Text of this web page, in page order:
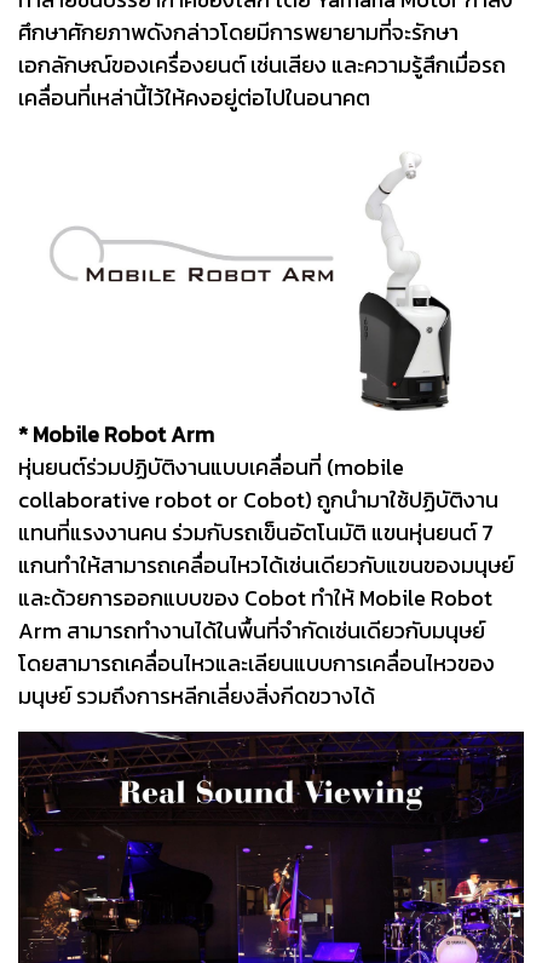
ศึกษาศักยภาพดังกล่าวโดยมีการพยายามที่จะรักษา
เอกลักษณ์ของเครื่องยนต์ เช่นเสียง และความรู้สึกเมื่อรถ
เคลื่อนที่เหล่านี้ไว้ให้คงอยู่ต่อไปในอนาคต
* Mobile Robot Arm
หุ่นยนต์ร่วมปฏิบัติงานแบบเคลื่อนที่ (mobile
collaborative robot or Cobot) ถูกนำมาใช้ปฏิบัติงาน
แทนที่แรงงานคน ร่วมกับรถเข็นอัตโนมัติ แขนหุ่นยนต์ 7
แกนทำให้สามารถเคลื่อนไหวได้เช่นเดียวกับแขนของมนุษย์
และด้วยการออกแบบของ Cobot ทำให้ Mobile Robot
Arm สามารถทำงานได้ในพื้นที่จำกัดเช่นเดียวกับมนุษย์
โดยสามารถเคลื่อนไหวและเลียนแบบการเคลื่อนไหวของ
มนุษย์ รวมถึงการหลีกเลี่ยงสิ่งกีดขวางได้